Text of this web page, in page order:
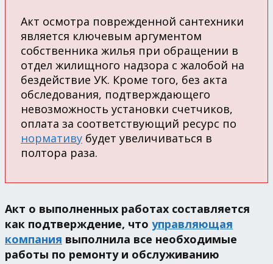
Акт осмотра поврежденной сантехники
является ключевым аргументом
собственника жилья при обращении в
отдел жилищного надзора с жалобой на
бездействие УК. Кроме того, без акта
обследования, подтверждающего
невозможность установки счетчиков,
оплата за соответствующий ресурс по
нормативу будет увеличиваться в
полтора раза.
Акт о выполненных работах составляется
как подтверждение, что управляющая
компания выполнила все необходимые
работы по ремонту и обслуживанию